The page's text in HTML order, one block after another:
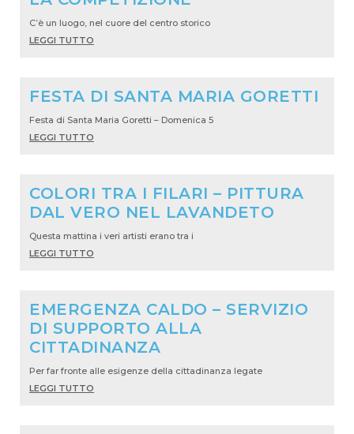
C’è un luogo, nel cuore del centro storico
LEGGI TUTTO
FESTA DI SANTA MARIA GORETTI
Festa di Santa Maria Goretti – Domenica 5
LEGGI TUTTO
COLORI TRA I FILARI – PITTURA
DAL VERO NEL LAVANDETO
Questa mattina i veri artisti erano tra i
LEGGI TUTTO
EMERGENZA CALDO – SERVIZIO
DI SUPPORTO ALLA
CITTADINANZA
Per far fronte alle esigenze della cittadinanza legate
LEGGI TUTTO